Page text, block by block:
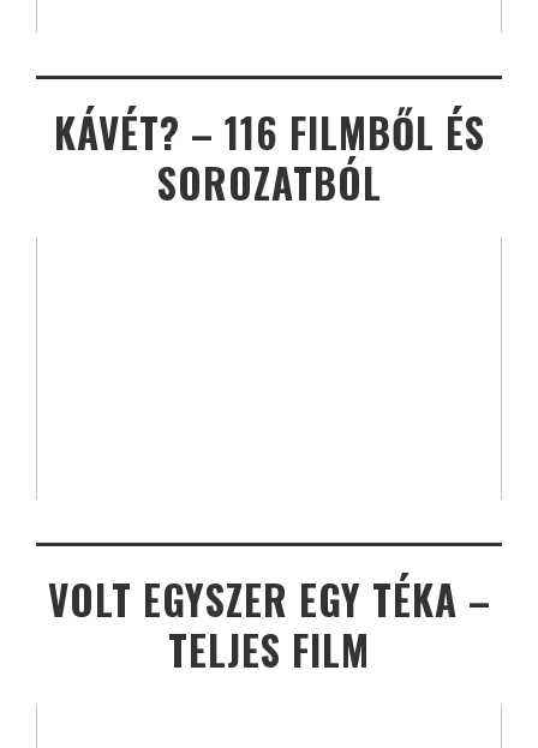
KÁVÉT? – 116 FILMBŐL ÉS
SOROZATBÓL
VOLT EGYSZER EGY TÉKA –
TELJES FILM